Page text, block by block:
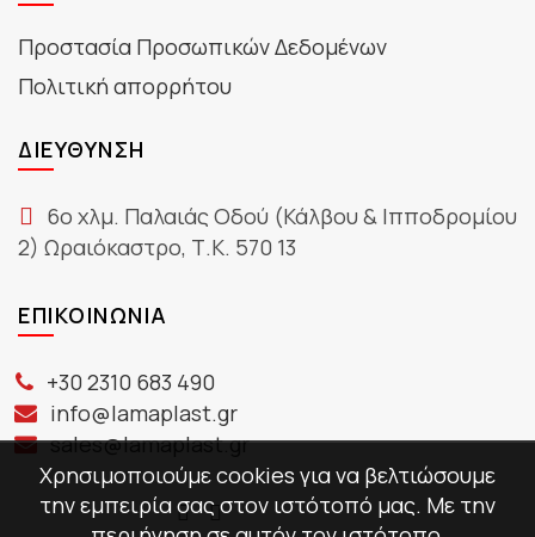
Προστασία Προσωπικών Δεδομένων
Πολιτική απορρήτου
ΔΙΕΎΘΥΝΣΗ
6ο χλμ. Παλαιάς Οδού (Κάλβου & Ιπποδρομίου
2) Ωραιόκαστρο, Τ.Κ. 570 13
ΕΠΙΚΟΙΝΩΝΊΑ
+30 2310 683 490
info@lamaplast.gr
sales@lamaplast.gr
Χρησιμοποιούμε cookies για να βελτιώσουμε
την εμπειρία σας στον ιστότοπό μας. Με την